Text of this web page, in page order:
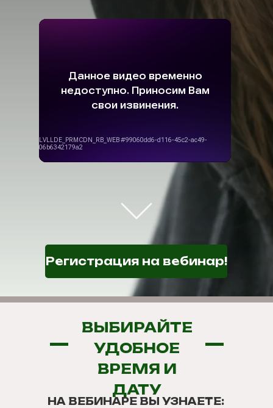
Регистрация на вебинар!
ВЫБИРАЙТЕ
УДОБНОЕ
ВРЕМЯ И
ДАТУ
НА ВЕБИНАРЕ ВЫ УЗНАЕТЕ: